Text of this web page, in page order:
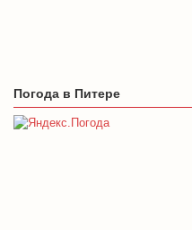
Погода в Питере